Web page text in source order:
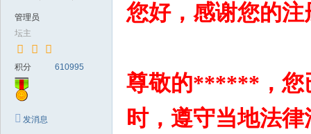
管理员
坛主
积分 610995
发消息
您好，感谢您的
尊敬的******，您
时，遵守当地法